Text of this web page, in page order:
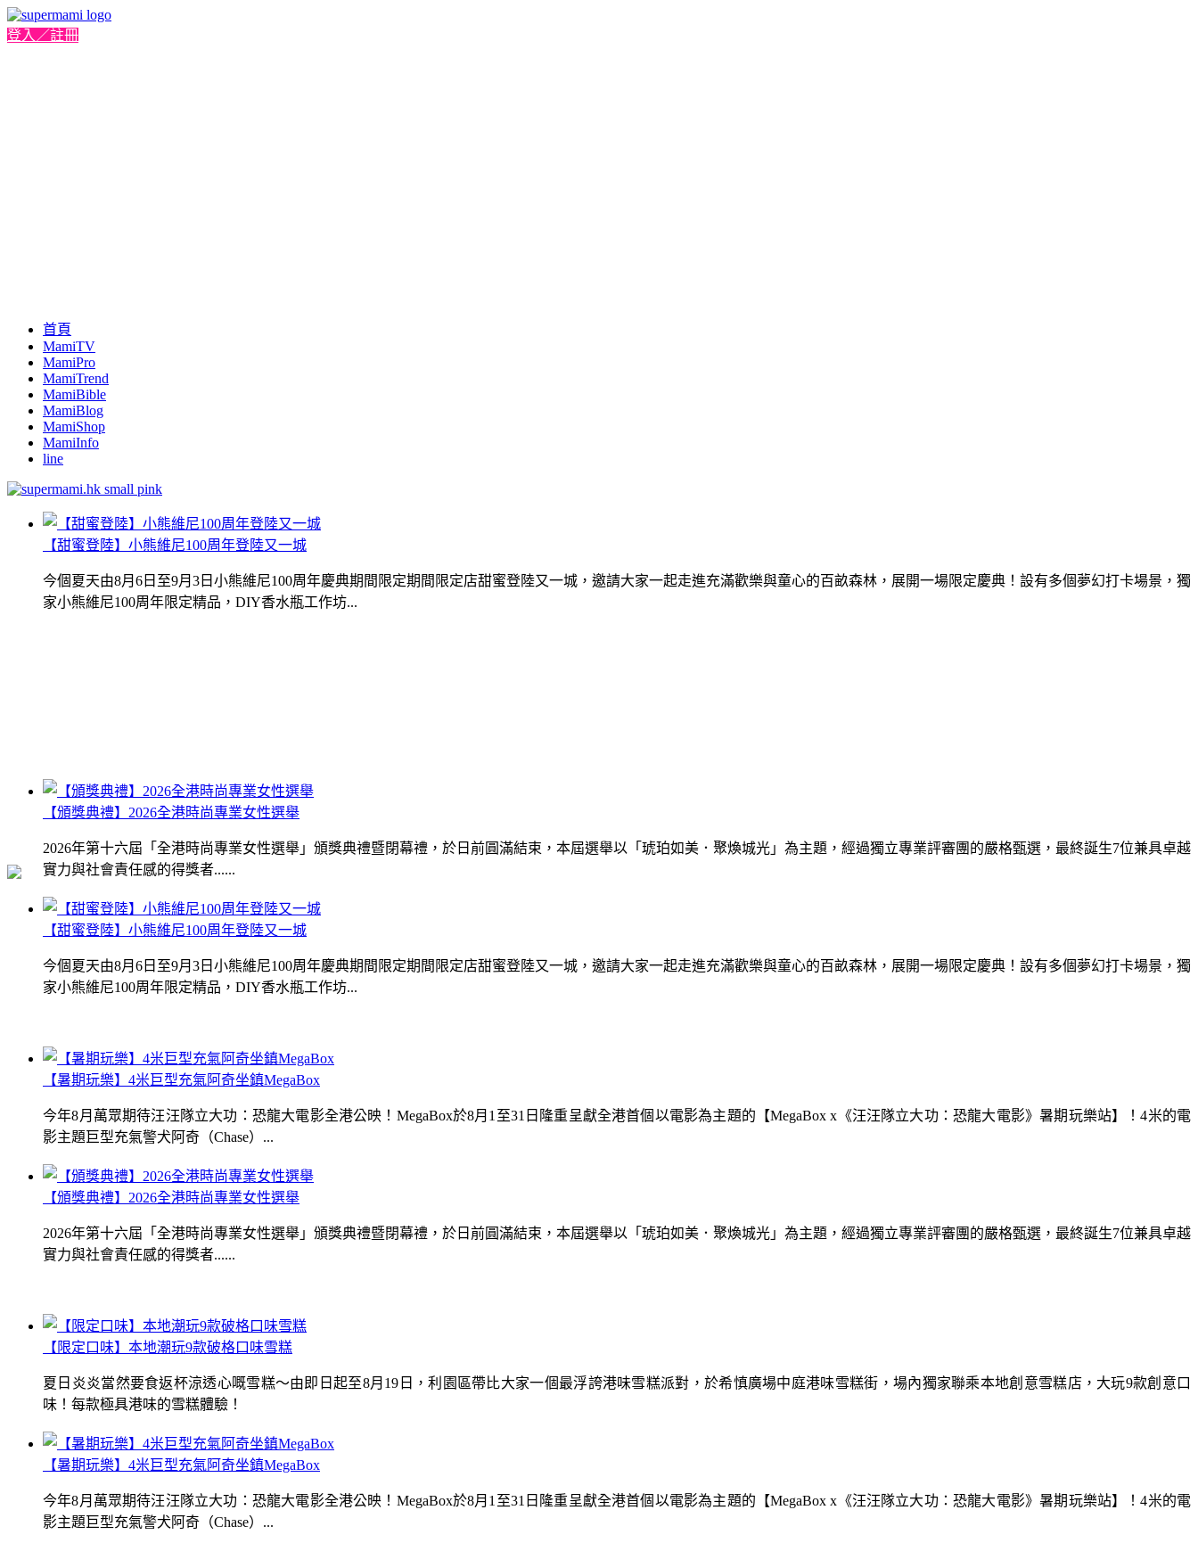
登入／註冊
首頁
MamiTV
MamiPro
MamiTrend
MamiBible
MamiBlog
MamiShop
MamiInfo
line
【甜蜜登陸】小熊維尼100周年登陸又一城
今個夏天由8月6日至9月3日小熊維尼100周年慶典期間限定期間限定店甜蜜登陸又一城，邀請大家一起走進充滿歡樂與童心的百畝森林，展開一場限定慶典！設有多個夢幻打卡場景，獨
家小熊維尼100周年限定精品，DIY香水瓶工作坊...
【頒獎典禮】2026全港時尚專業女性選舉
2026年第十六屆「全港時尚專業女性選舉」頒獎典禮暨閉幕禮，於日前圓滿結束，本屆選舉以「琥珀如美．聚煥城光」為主題，經過獨立專業評審團的嚴格甄選，最終誕生7位兼具卓越
實力與社會責任感的得獎者......
【暑期玩樂】4米巨型充氣阿奇坐鎮MegaBox
今年8月萬眾期待汪汪隊立大功：恐龍大電影全港公映！MegaBox於8月1至31日隆重呈獻全港首個以電影為主題的【MegaBox x《汪汪隊立大功：恐龍大電影》暑期玩樂站】！4米的電
影主題巨型充氣警犬阿奇（Chase）...
【限定口味】本地潮玩9款破格口味雪糕
夏日炎炎當然要食返杯涼透心嘅雪糕～由即日起至8月19日，利園區帶比大家一個最浮誇港味雪糕派對，於希慎廣場中庭港味雪糕街，場內獨家聯乘本地創意雪糕店，大玩9款創意口
味！每款極具港味的雪糕體驗！
【甜蜜登陸】小熊維尼100周年登陸又一城
今個夏天由8月6日至9月3日小熊維尼100周年慶典期間限定期間限定店甜蜜登陸又一城，邀請大家一起走進充滿歡樂與童心的百畝森林，展開一場限定慶典！設有多個夢幻打卡場景，獨
家小熊維尼100周年限定精品，DIY香水瓶工作坊...
【頒獎典禮】2026全港時尚專業女性選舉
2026年第十六屆「全港時尚專業女性選舉」頒獎典禮暨閉幕禮，於日前圓滿結束，本屆選舉以「琥珀如美．聚煥城光」為主題，經過獨立專業評審團的嚴格甄選，最終誕生7位兼具卓越
實力與社會責任感的得獎者......
【暑期玩樂】4米巨型充氣阿奇坐鎮MegaBox
今年8月萬眾期待汪汪隊立大功：恐龍大電影全港公映！MegaBox於8月1至31日隆重呈獻全港首個以電影為主題的【MegaBox x《汪汪隊立大功：恐龍大電影》暑期玩樂站】！4米的電
影主題巨型充氣警犬阿奇（Chase）...